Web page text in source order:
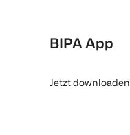
BIPA App
Jetzt downloaden